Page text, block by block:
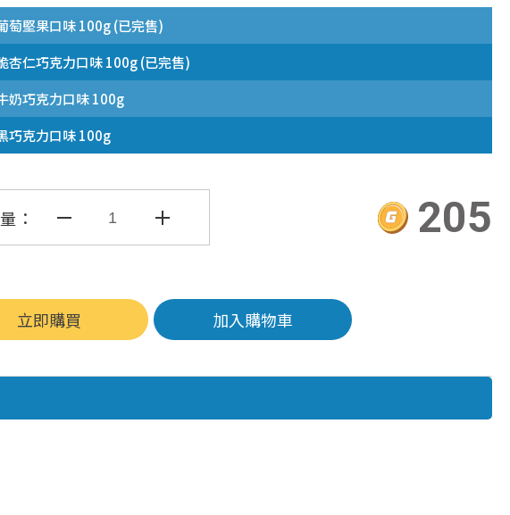
萄堅果口味 100g (已完售)
杏仁巧克力口味 100g (已完售)
奶巧克力口味 100g
巧克力口味 100g
： 205
立即購買 加入購物車